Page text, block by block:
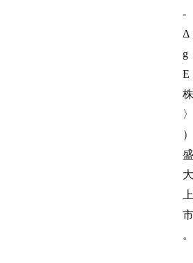
-
Δ
g
E
株
〉
）
盛
大
上
市
。